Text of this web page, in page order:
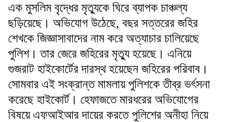
এক মুসলিম বৃদ্ধের মৃত্যুকে ঘিরে ব্যাপক চাঞ্চল্য
ছড়িয়েছে। অভিযোগ উঠেছে, বছর সত্তরের জহির
শেখকে জিজ্ঞাসাবাদের নাম করে অত্যাচার চালিয়েছে
পুলিশ। তার জেরে জহিরের মৃত্যু হয়েছে। এনিয়ে
গুজরাট হাইকোর্টের দারস্থ হয়েছেন জহিরের পরিবাব।
সোমবার এই সংক্রান্ত মামলায় পুলিশকে তীব্র ভর্ৎসনা
করেছে হাইকোর্ট। হেফাজতে মারধরের অভিযোগের
বিষয়ে এফআইআর দায়ের করতে পুলিশের অনীহা নিয়ে